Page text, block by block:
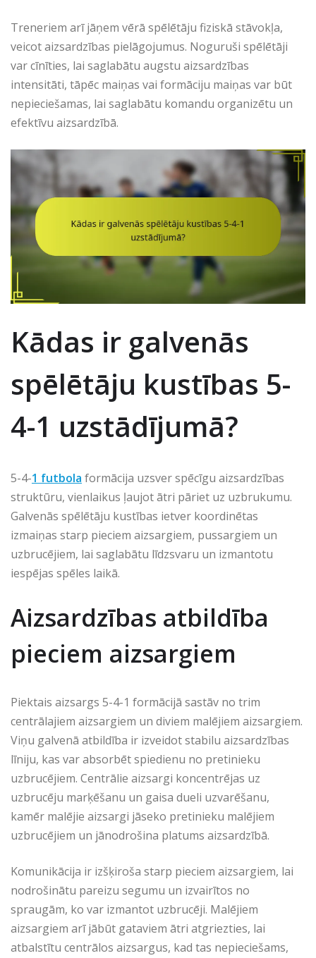
Treneriem arī jāņem vērā spēlētāju fiziskā stāvokļa,
veicot aizsardzības pielāgojumus. Noguruši spēlētāji
var cīnīties, lai saglabātu augstu aizsardzības
intensitāti, tāpēc maiņas vai formāciju maiņas var būt
nepieciešamas, lai saglabātu komandu organizētu un
efektīvu aizsardzībā.
Kādas ir galvenās
spēlētāju kustības 5-
4-1 uzstādījumā?
5-4-1 futbola formācija uzsver spēcīgu aizsardzības
struktūru, vienlaikus ļaujot ātri pāriet uz uzbrukumu.
Galvenās spēlētāju kustības ietver koordinētas
izmaiņas starp pieciem aizsargiem, pussargiem un
uzbrucējiem, lai saglabātu līdzsvaru un izmantotu
iespējas spēles laikā.
Aizsardzības atbildība
pieciem aizsargiem
Piektais aizsargs 5-4-1 formācijā sastāv no trim
centrālajiem aizsargiem un diviem malējiem aizsargiem.
Viņu galvenā atbildība ir izveidot stabilu aizsardzības
līniju, kas var absorbēt spiedienu no pretinieku
uzbrucējiem. Centrālie aizsargi koncentrējas uz
uzbrucēju marķēšanu un gaisa dueli uzvarēšanu,
kamēr malējie aizsargi jāseko pretinieku malējiem
uzbrucējiem un jānodrošina platums aizsardzībā.
Komunikācija ir izšķiroša starp pieciem aizsargiem, lai
nodrošinātu pareizu segumu un izvairītos no
spraugām, ko var izmantot uzbrucēji. Malējiem
aizsargiem arī jābūt gataviem ātri atgriezties, lai
atbalstītu centrālos aizsargus, kad tas nepieciešams,